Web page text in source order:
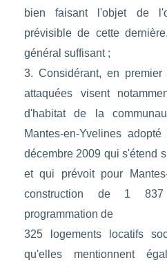
bien faisant l'objet de
prévisible de cette
général suffisant ;
3. Considérant, en
attaquées visent
d'habitat de la
Mantes-en-Yvelines
décembre 2009 qui s'étend
et qui prévoit pour
construction de 1
programmation de
325 logements locatifs
qu'elles mentionnent